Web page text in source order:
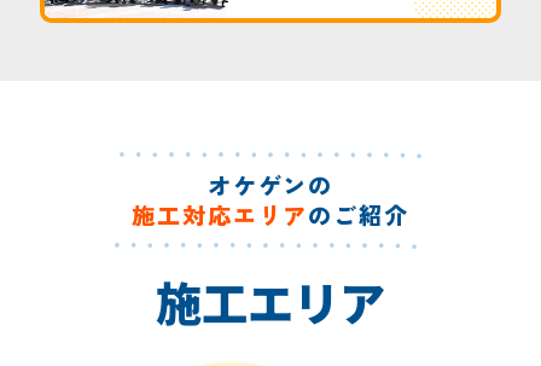
オケゲンの
施工対応エリアのご紹介
施工エリア